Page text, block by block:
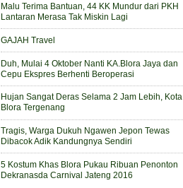
Malu Terima Bantuan, 44 KK Mundur dari PKH
Lantaran Merasa Tak Miskin Lagi
GAJAH Travel
Duh, Mulai 4 Oktober Nanti KA.Blora Jaya dan
Cepu Ekspres Berhenti Beroperasi
Hujan Sangat Deras Selama 2 Jam Lebih, Kota
Blora Tergenang
Tragis, Warga Dukuh Ngawen Jepon Tewas
Dibacok Adik Kandungnya Sendiri
5 Kostum Khas Blora Pukau Ribuan Penonton
Dekranasda Carnival Jateng 2016